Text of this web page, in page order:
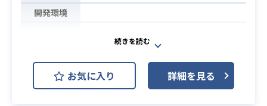
開発環境
コンシューマーゲーム、ソーシャル
ゲーム、デジタルコンテンツの企画
業務にプランナーとして携わってい
ただきます。
お気に入り 詳細を見る